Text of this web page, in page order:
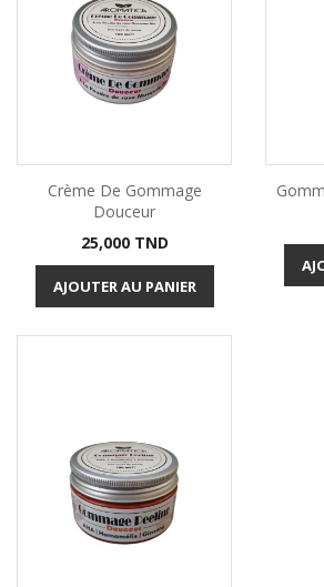
Crème De Gommage
Douceur
Prix
25,000 TND
AJOUTER AU PANIER